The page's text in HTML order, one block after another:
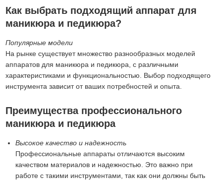
Как выбрать подходящий аппарат для
маникюра и педикюра?
Популярные модели
На рынке существует множество разнообразных моделей
аппаратов для маникюра и педикюра, с различными
характеристиками и функциональностью. Выбор подходящего
инструмента зависит от ваших потребностей и опыта.
Преимущества профессионального
маникюра и педикюра
Высокое качество и надежность
Профессиональные аппараты отличаются высоким
качеством материалов и надежностью. Это важно при
работе с такими инструментами, так как они должны быть